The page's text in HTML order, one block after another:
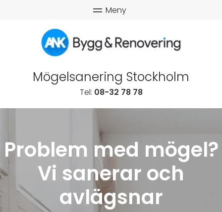
Mögelsanering Stockholm
Tel: 08-32 78 78
Problem med mögel?
Vi sanerar och
avlägsnar